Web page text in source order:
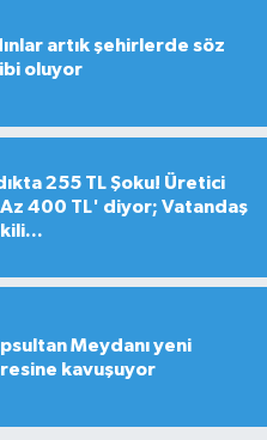
artık şehirlerde söz
oluyor
255 TL Şoku! Üretici
Az 400 TL' diyor; Vatandaş
Meydanı yeni
kavuşuyor